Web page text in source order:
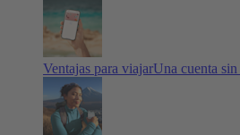
Ventajas para viajarUna cuenta